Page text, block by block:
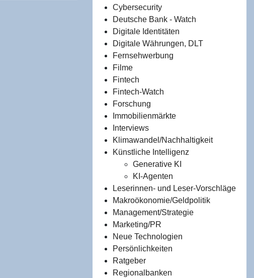
Cybersecurity
Deutsche Bank - Watch
Digitale Identitäten
Digitale Währungen, DLT
Fernsehwerbung
Filme
Fintech
Fintech-Watch
Forschung
Immobilienmärkte
Interviews
Klimawandel/Nachhaltigkeit
Künstliche Intelligenz
Generative KI
KI-Agenten
Leserinnen- und Leser-Vorschläge
Makroökonomie/Geldpolitik
Management/Strategie
Marketing/PR
Neue Technologien
Persönlichkeiten
Ratgeber
Regionalbanken